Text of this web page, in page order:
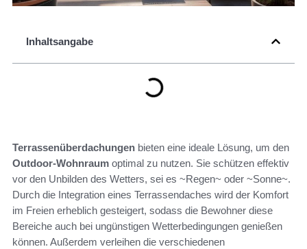
Inhaltsangabe
Terrassenüberdachungen bieten eine ideale Lösung, um den
Outdoor-Wohnraum optimal zu nutzen. Sie schützen effektiv
vor den Unbilden des Wetters, sei es ~Regen~ oder ~Sonne~.
Durch die Integration eines Terrassendaches wird der Komfort
im Freien erheblich gesteigert, sodass die Bewohner diese
Bereiche auch bei ungünstigen Wetterbedingungen genießen
können. Außerdem verleihen die verschiedenen